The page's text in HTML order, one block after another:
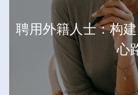
聘用外籍人士：构
心